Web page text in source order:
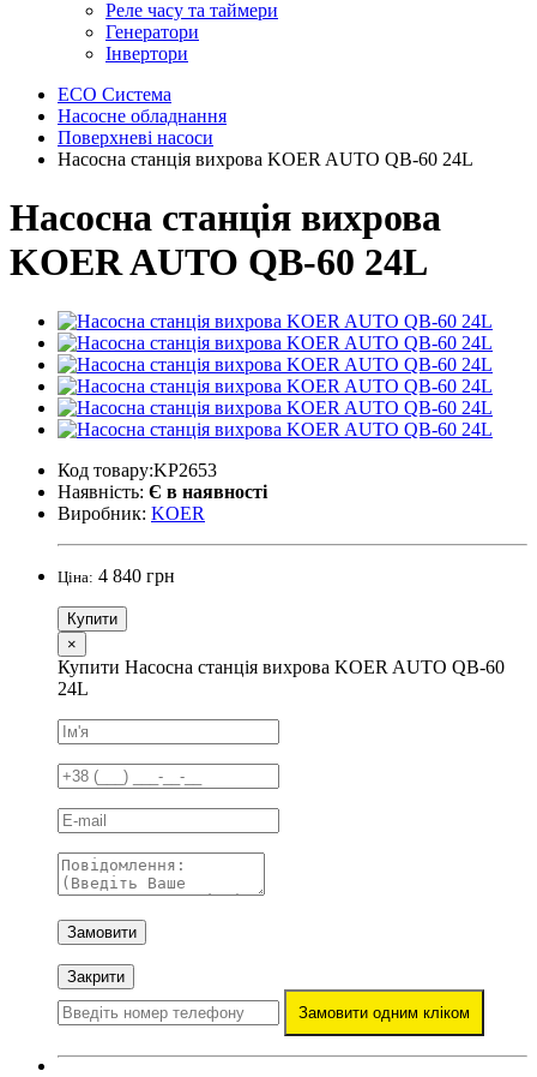
Реле часу та таймери
Генератори
Інвертори
ECO Система
Насосне обладнання
Поверхневі насоси
Насосна станція вихрова KOER AUTO QB-60 24L
Насосна станція вихрова
KOER AUTO QB-60 24L
Код товару:KP2653
Наявність: Є в наявності
Виробник: KOER
Ціна: 4 840 грн
Купити
×
Купити Насосна станція вихрова KOER AUTO QB-60
24L
Замовити
Закрити
Замовити одним кліком